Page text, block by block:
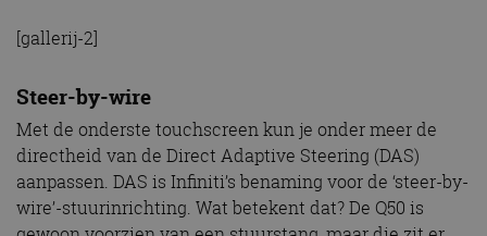
[gallerij-2]
Steer-by-wire
Met de onderste touchscreen kun je onder meer de
directheid van de Direct Adaptive Steering (DAS)
aanpassen. DAS is Infiniti’s benaming voor de ‘steer-by-
wire’-stuurinrichting. Wat betekent dat? De Q50 is